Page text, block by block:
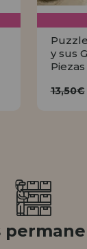
y sus
Piezas
13,50€